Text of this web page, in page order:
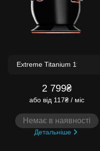
2 799₴
або від 117₴ / міс
Немає в наявності
Детальніше